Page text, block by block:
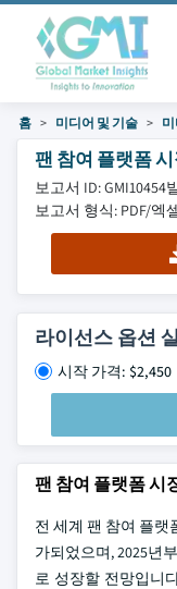
홈 미디어 및 기술
팬 참여 플랫폼
보고서 ID: GMI10454
보고서 형식: PDF/엑
라이선스 옵션
시작 가격: $2,450
팬 참여 플랫폼 시
전 세계 팬 참여 플랫
가되었으며, 2025년
로 성장할 전망입니